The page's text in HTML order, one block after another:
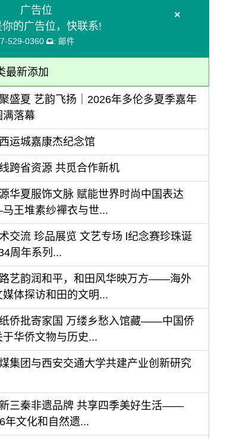
×
广告位
的广告位，快联系!
529-0360 : 邮件
最新添加
盛夏 艺韵飞扬｜2026年多伦多夏季嘉年
满落幕
运城嘉康杰纪念馆
跨省资源 共觅合作新机
华夏服饰文脉 赋能世界时尚中国表达
王堆素纱襌衣与世...
交流 珍品展览 文艺专场 l纪念赛珍珠诞
周年系列...
艺韵润和平，和田风华映万方——海外
媒体探访和田的文明...
侨批寄家国 万缕乡愁入馆藏——中国侨
于华侨文物与历史...
集团与西安交通大学共建产业创新研究
三秦非遗品牌 共享四季美好生活——
年文化和自然遗...